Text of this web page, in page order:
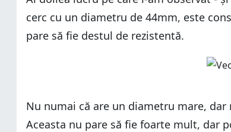
cerc cu un diametru de 44mm, este
pare să fie destul de rezistentă.
Nu numai că are un diametru mare,
Aceasta nu pare să fie foarte mult, dar